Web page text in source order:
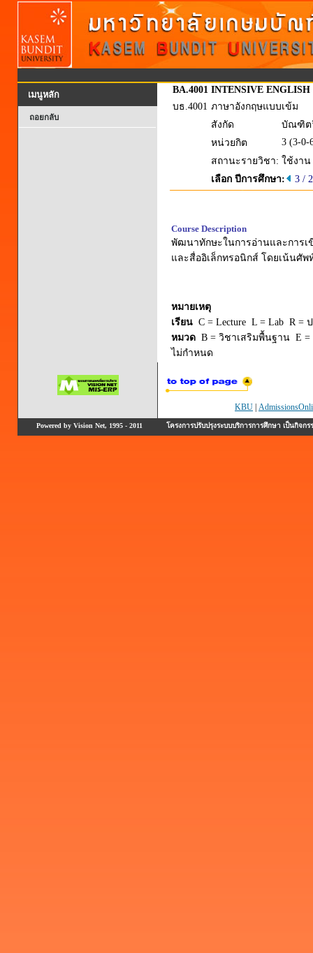
เมนูหลัก
ถอยกลับ
BA.4001 INTENSIVE ENGLISH
บธ.4001 ภาษาอังกฤษแบบเข้ม
สังกัด
บัณฑิต
หน่วยกิต
3 (3-0-
สถานะรายวิชา: ใช้งาน
เลือก ปีการศึกษา:
3 /
Course Description
พัฒนาทักษะในการอ่านและการเ
และสื่ออิเล็กทรอนิกส์ โดยเน้นศั
หมายเหตุ
เรียน C = Lecture L = Lab R =
หมวด B = วิชาเสริมพื้นฐาน E
ไม่กำหนด
KBU
Powered by Vision Net, 1995 - 2011 โครงการปรับปรุงระบบบริการการศึกษา เป็นกิ